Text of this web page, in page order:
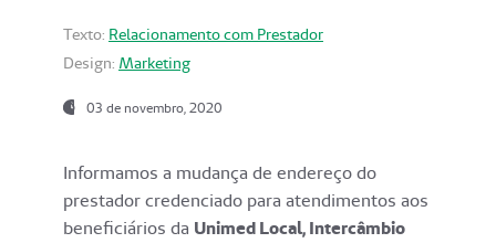
Texto: Relacionamento com Prestador
Design: Marketing
03 de novembro, 2020
Informamos a mudança de endereço do
prestador credenciado para atendimentos aos
beneficiários da Unimed Local, Intercâmbio